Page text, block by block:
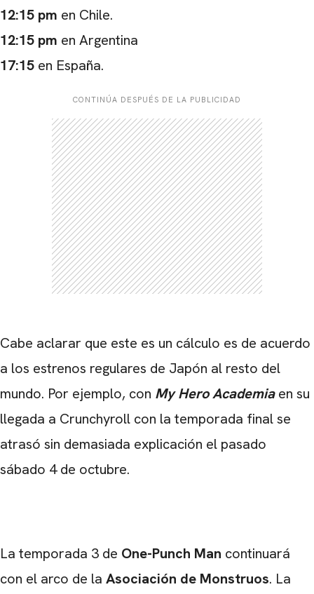
12:15 pm en Chile.
12:15 pm en Argentina
17:15 en España.
CONTINÚA DESPUÉS DE LA PUBLICIDAD
Cabe aclarar que este es un cálculo es de acuerdo
a los estrenos regulares de Japón al resto del
mundo. Por ejemplo, con My Hero Academiaen su
llegada a Crunchyroll con la temporada final se
atrasó sin demasiada explicación el pasado
sábado 4 de octubre.
La temporada 3 de One-Punch Man continuará
con el arco de la Asociación de Monstruos. La